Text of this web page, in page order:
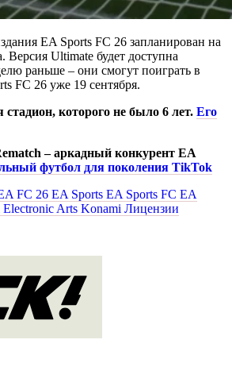
EA Sports FC 26 запланирован на
Версия Ultimate будет доступна
раньше – они смогут поиграть в
FC 26 уже 19 сентября.
которого не было 6 лет. Его
– аркадный конкурент EA
футбол для поколения TikTok
FC 26 EA Sports EA Sports FC EA
Electronic Arts Konami Лицензии